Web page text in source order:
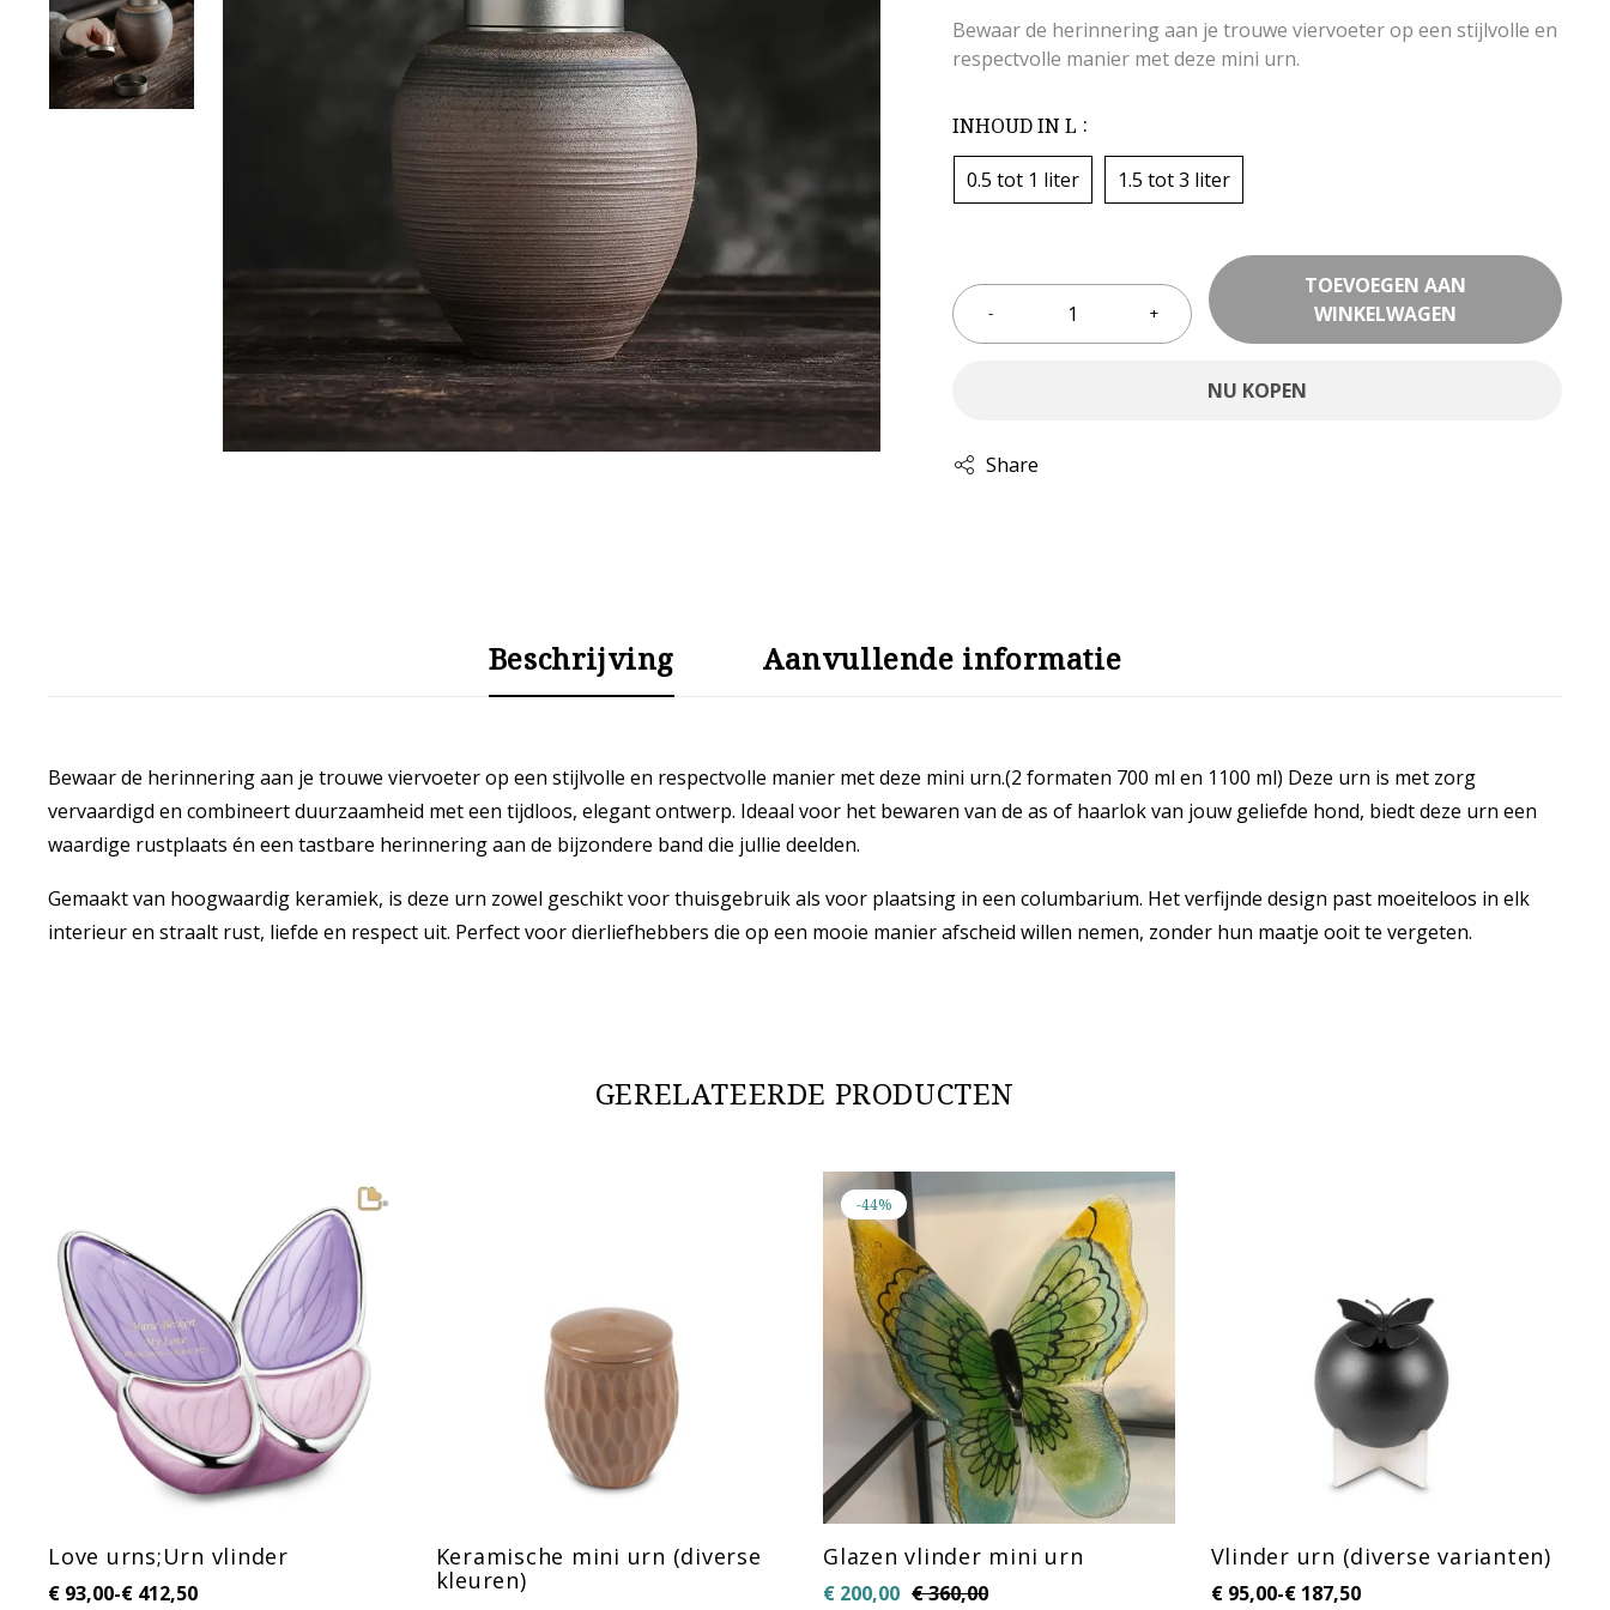
Bewaar de herinnering aan je trouwe viervoeter op een stijlvolle en
respectvolle manier met deze mini urn.
INHOUD IN L
0.5 tot 1 liter 1.5 tot 3 liter
TOEVOEGEN AAN
WINKELWAGEN
NU KOPEN
Share
Beschrijving Aanvullende informatie
Bewaar de herinnering aan je trouwe viervoeter op een stijlvolle en respectvolle manier met deze mini urn.(2 formaten 700 ml en 1100 ml) Deze urn is met zorg
vervaardigd en combineert duurzaamheid met een tijdloos, elegant ontwerp. Ideaal voor het bewaren van de as of haarlok van jouw geliefde hond, biedt deze urn een
waardige rustplaats én een tastbare herinnering aan de bijzondere band die jullie deelden.
Gemaakt van hoogwaardig keramiek, is deze urn zowel geschikt voor thuisgebruik als voor plaatsing in een columbarium. Het verfijnde design past moeiteloos in elk
interieur en straalt rust, liefde en respect uit. Perfect voor dierliefhebbers die op een mooie manier afscheid willen nemen, zonder hun maatje ooit te vergeten.
GERELATEERDE PRODUCTEN
Love urns;Urn vlinder
€ 93,00-€ 412,50
Keramische mini urn (diverse
kleuren)
-44%
Glazen vlinder mini urn
€360,00
€ 200,00
Vlinder urn (diverse varianten)
€95,00-€187,50